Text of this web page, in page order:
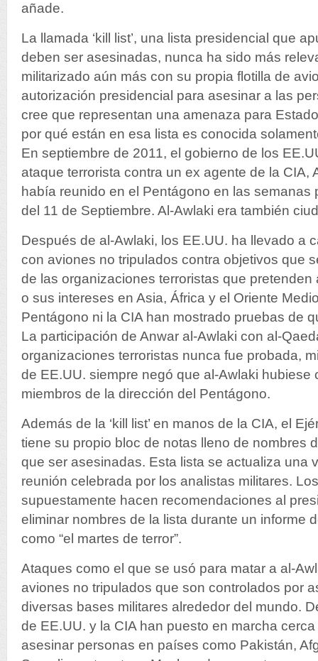
añade.
La llamada ‘kill list’, una lista presidencial que
deben ser asesinadas, nunca ha sido más
militarizado aún más con su propia flotilla de
autorización presidencial para asesinar a las
cree que representan una amenaza para
por qué están en esa lista es conocida
En septiembre de 2011, el gobierno de los
ataque terrorista contra un ex agente de la CIA,
había reunido en el Pentágono en las semanas
del 11 de Septiembre. Al-Awlaki era también
Después de al-Awlaki, los EE.UU. ha llevado a
con aviones no tripulados contra objetivos que
de las organizaciones terroristas que
o sus intereses en Asia, África y el Oriente
Pentágono ni la CIA han mostrado pruebas de
La participación de Anwar al-Awlaki con al-
organizaciones terroristas nunca fue probada,
de EE.UU. siempre negó que al-Awlaki hubiese
miembros de la dirección del Pentágono.
Además de la ‘kill list’ en manos de la CIA, el
tiene su propio bloc de notas lleno de nombres
que ser asesinadas. Esta lista se actualiza una
reunión celebrada por los analistas militares.
supuestamente hacen recomendaciones al
eliminar nombres de la lista durante un informe
como “el martes de terror”.
Ataques como el que se usó para matar a al-
aviones no tripulados que son controlados por
diversas bases militares alrededor del mundo.
de EE.UU. y la CIA han puesto en marcha
asesinar personas en países como Pakistán,